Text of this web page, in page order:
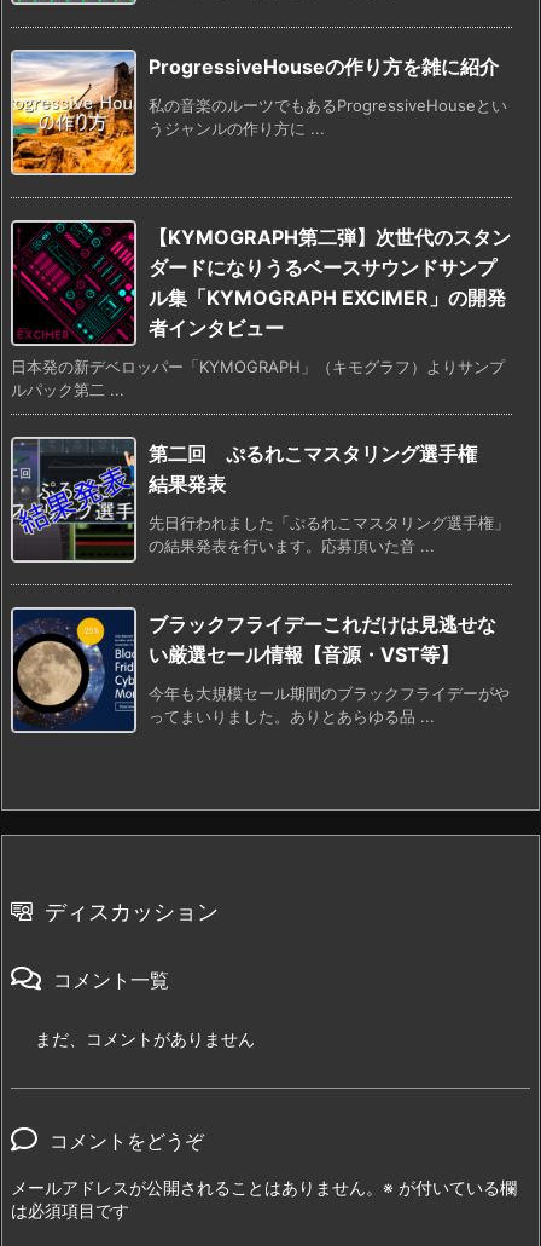
ProgressiveHouseの作り方を雑に紹介
私の音楽のルーツでもあるProgressiveHouseとい
うジャンルの作り方に ...
【KYMOGRAPH第二弾】次世代のスタン
ダードになりうるベースサウンドサンプ
ル集「KYMOGRAPH EXCIMER」の開発
者インタビュー
日本発の新デベロッパー「KYMOGRAPH」（キモグラフ）よりサンプ
ルパック第二 ...
第二回 ぷるれこマスタリング選手権
結果発表
先日行われました「ぷるれこマスタリング選手権」
の結果発表を行います。応募頂いた音 ...
ブラックフライデーこれだけは見逃せな
い厳選セール情報【音源・VST等】
今年も大規模セール期間のブラックフライデーがや
ってまいりました。ありとあらゆる品 ...
ディスカッション
コメント一覧
まだ、コメントがありません
コメントをどうぞ
メールアドレスが公開されることはありません。 ※ が付いている欄
は必須項目です